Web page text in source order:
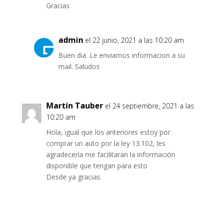
Gracias
admin el 22 junio, 2021 a las 10:20 am
Buen dia. Le enviamos informacion a su
mail. Saludos
Martín Tauber el 24 septiembre, 2021 a las
10:20 am
Hola, igual que los anteriores estoy por
comprar un auto por la ley 13.102, les
agradecería me facilitaran la información
disponible que tengan para esto
Desde ya gracias